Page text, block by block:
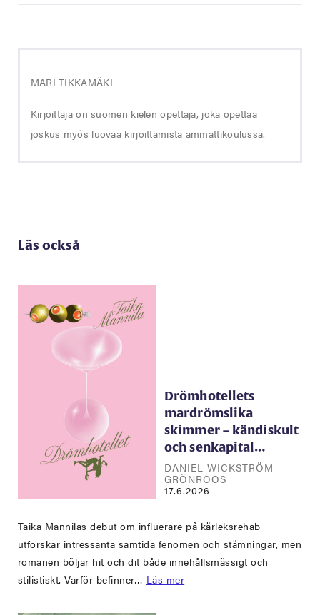
MARI TIKKAMÄKI
Kirjoittaja on suomen kielen opettaja, joka opettaa
joskus myös luovaa kirjoittamista ammattikoulussa.
Läs också
Drömhotellets
mardrömslika
skimmer – kändiskult
och senkapital…
DANIEL WICKSTRÖM
GRÖNROOS
17.6.2026
Taika Mannilas debut om influerare på kärleksrehab
utforskar intressanta samtida fenomen och stämningar, men
romanen böljar hit och dit både innehållsmässigt och
stilistiskt. Varför befinner… Läs mer